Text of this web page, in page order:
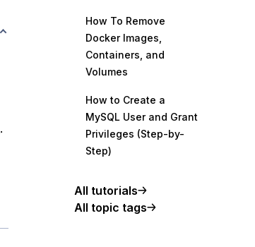
.
How To Remove
Docker Images,
Containers, and
Volumes
How to Create a
MySQL User and Grant
Privileges (Step-by-
Step)
All tutorials
All topic tags